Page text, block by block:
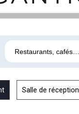
Salle de réception